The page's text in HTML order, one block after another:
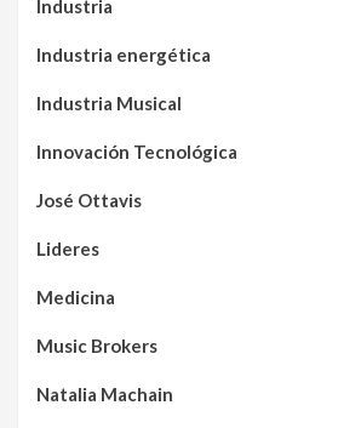
Industria
Industria energética
Industria Musical
Innovación Tecnológica
José Ottavis
Lideres
Medicina
Music Brokers
Natalia Machain